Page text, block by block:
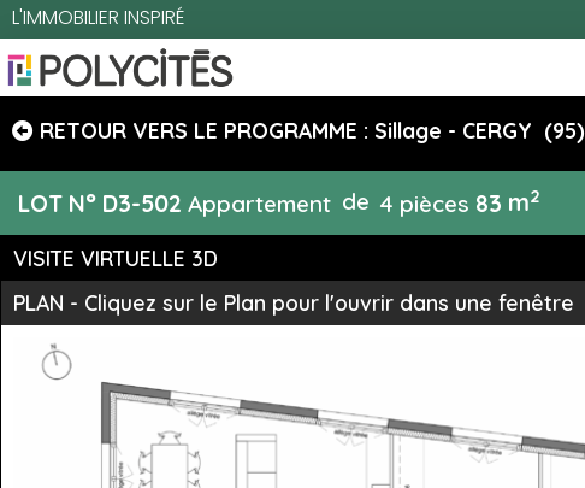
L'IMMOBILIER INSPIRÉ
RETOUR VERS LE PROGRAMME : Sillage - CERGY (95)
LOT N° D3-502 Appartement de 4 pièces 83 m2
VISITE VIRTUELLE 3D
PLAN - Cliquez sur le Plan pour l'ouvrir dans une fenêtre